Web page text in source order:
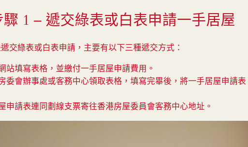
1 – 遞交綠表或白表申請一手居屋
交綠表或白表申請，主要有以下三種遞交方式：
站填寫表格，並繳付一手居屋申請費用。
委會辦事處或客務中心領取表格，填寫完畢後，將一手居屋申請
申請表連同劃線支票寄往香港房屋委員會客務中心地址。